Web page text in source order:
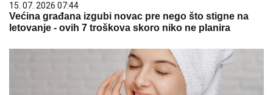
15. 07. 2026 07:44
Većina građana izgubi novac pre nego što stigne na
letovanje - ovih 7 troškova skoro niko ne planira